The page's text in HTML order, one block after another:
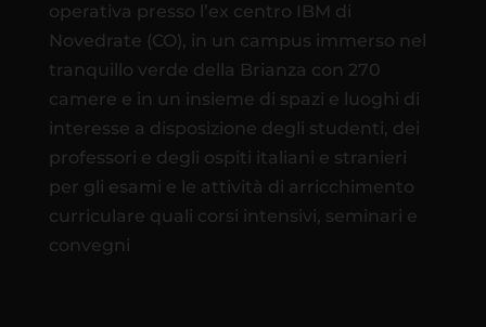
operativa presso l’ex centro IBM di
Novedrate (CO), in un campus immerso nel
tranquillo verde della Brianza con 270
camere e in un insieme di spazi e luoghi di
interesse a disposizione degli studenti, dei
professori e degli ospiti italiani e stranieri
per gli esami e le attività di arricchimento
curriculare quali corsi intensivi, seminari e
convegni